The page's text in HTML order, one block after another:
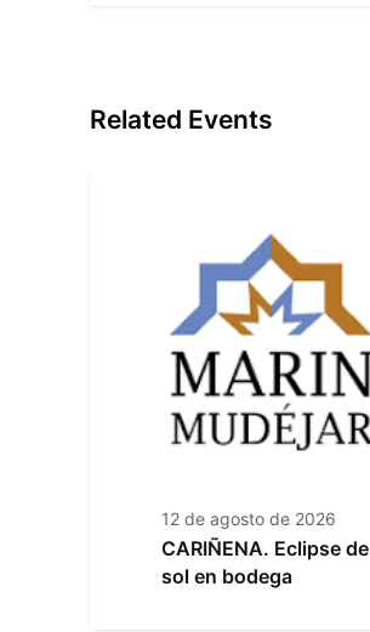
Related Events
12 de agosto de 2026
CARIÑENA. Eclipse de
sol en bodega